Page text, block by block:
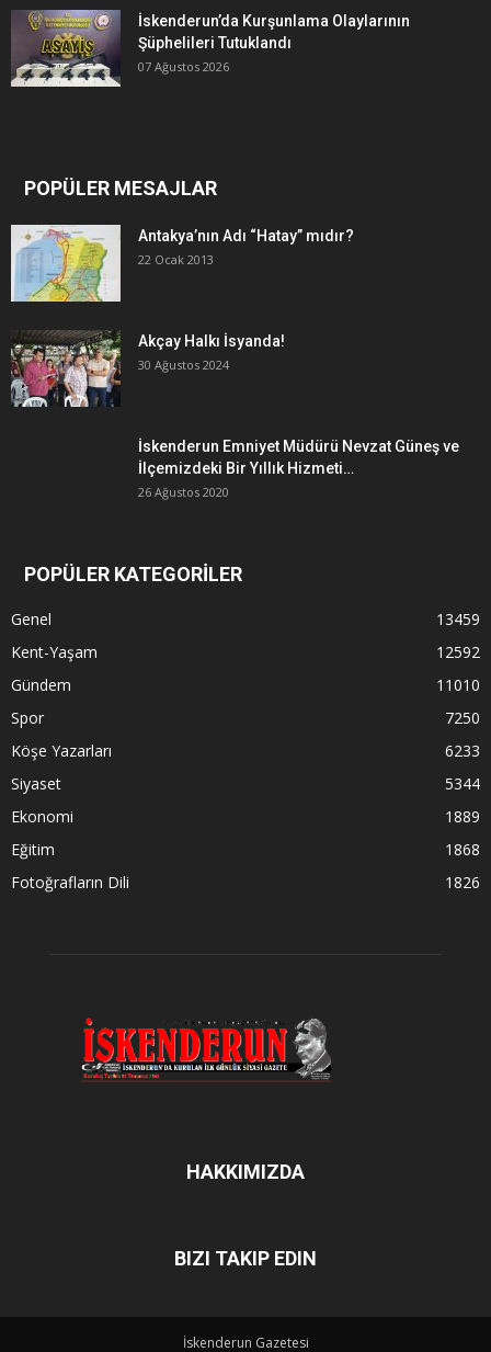
İskenderun’da Kurşunlama Olaylarının
Şüphelileri Tutuklandı
07 Ağustos 2026
POPÜLER MESAJLAR
Antakya’nın Adı “Hatay” mıdır?
22 Ocak 2013
Akçay Halkı İsyanda!
30 Ağustos 2024
İskenderun Emniyet Müdürü Nevzat Güneş ve
İlçemizdeki Bir Yıllık Hizmeti…
26 Ağustos 2020
POPÜLER KATEGORİLER
Genel
13459
Kent-Yaşam
12592
Gündem
11010
Spor
7250
Köşe Yazarları
6233
Siyaset
5344
Ekonomi
1889
Eğitim
1868
Fotoğrafların Dili
1826
HAKKIMIZDA
BIZI TAKIP EDIN
İskenderun Gazetesi